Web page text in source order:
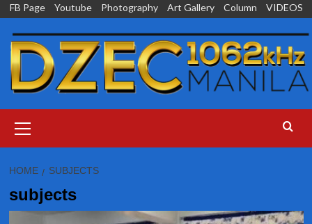
Skip
content
FB Page Youtube Photography Art Gallery Column VIDEOS
Menu
HOME SUBJECTS
subjects